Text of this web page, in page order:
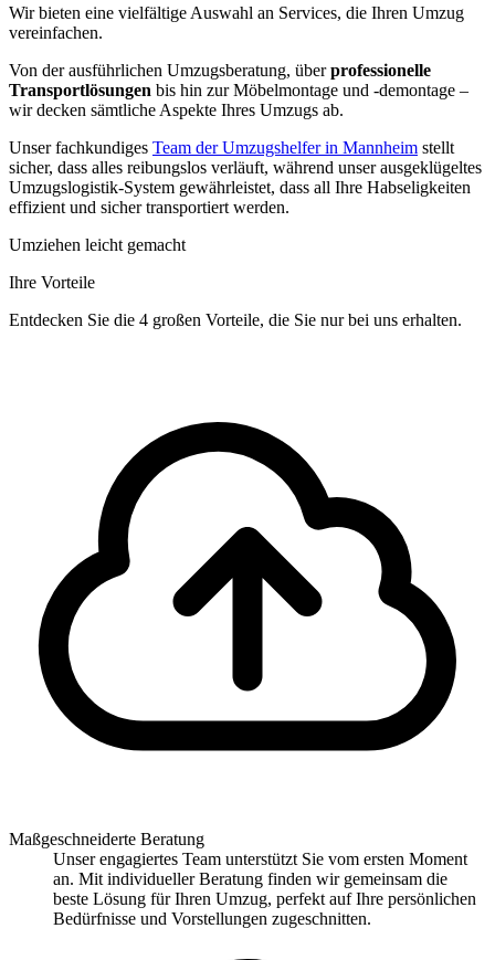
Wir bieten eine vielfältige Auswahl an Services, die Ihren Umzug
vereinfachen.
Von der ausführlichen Umzugsberatung, überprofessionelle
Transportlösungen bis hin zur Möbelmontage und -demontage –
wir decken sämtliche Aspekte Ihres Umzugs ab.
Unser fachkundiges Team der Umzugshelfer in Mannheim stellt
sicher, dass alles reibungslos verläuft, während unser ausgeklügeltes
Umzugslogistik-System gewährleistet, dass all Ihre Habseligkeiten
effizient und sicher transportiert werden.
Umziehen leicht gemacht
Ihre Vorteile
Entdecken Sie die 4 großen Vorteile, die Sie nur bei uns erhalten.
Maßgeschneiderte Beratung
Unser engagiertes Team unterstützt Sie vom ersten Moment
an. Mit individueller Beratung finden wir gemeinsam die
beste Lösung für Ihren Umzug, perfekt auf Ihre persönlichen
Bedürfnisse und Vorstellungen zugeschnitten.